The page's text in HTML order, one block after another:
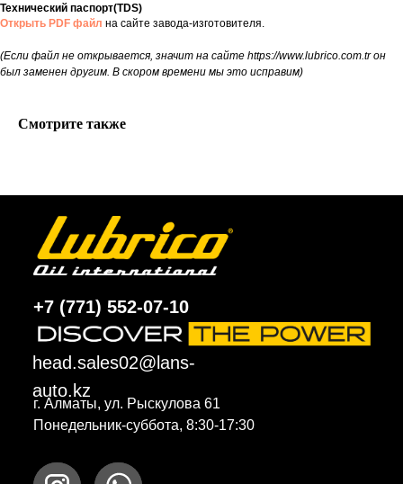
Технический паспорт(TDS)
Открыть PDF файл на сайте завода-изготовителя.
(Если файл не открывается, значит на сайте https://www.lubrico.com.tr он
был заменен другим. В скором времени мы это исправим)
Смотрите также
+7 (771) 552-07-10
head.sales02@lans-
auto.kz
г. Алматы, ул. Рыскулова 61
Понедельник-суббота, 8:30-17:30